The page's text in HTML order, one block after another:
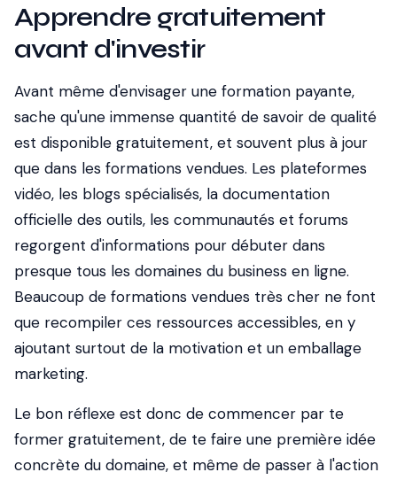
Apprendre gratuitement
avant d'investir
Avant même d'envisager une formation payante,
sache qu'une immense quantité de savoir de qualité
est disponible gratuitement, et souvent plus à jour
que dans les formations vendues. Les plateformes
vidéo, les blogs spécialisés, la documentation
officielle des outils, les communautés et forums
regorgent d'informations pour débuter dans
presque tous les domaines du business en ligne.
Beaucoup de formations vendues très cher ne font
que recompiler ces ressources accessibles, en y
ajoutant surtout de la motivation et un emballage
marketing.
Le bon réflexe est donc de commencer par te
former gratuitement, de te faire une première idée
concrète du domaine, et même de passer à l'action